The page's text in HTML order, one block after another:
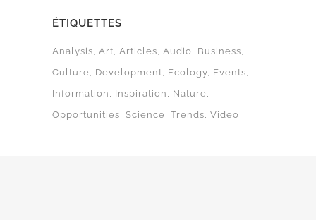
ÉTIQUETTES
Analysis Art Articles Audio
Business
Culture
Development Ecology Events
Information
Inspiration
Nature
Opportunities Science Trends Video